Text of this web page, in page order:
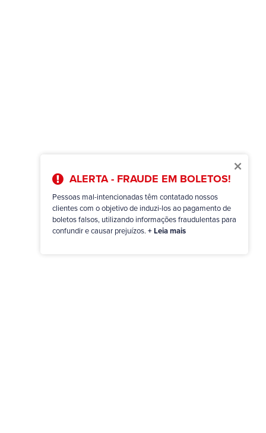
×
ALERTA - FRAUDE EM BOLETOS!
Pessoas mal-intencionadas têm contatado nossos
clientes com o objetivo de induzi-los ao pagamento de
boletos falsos, utilizando informações fraudulentas para
confundir e causar prejuízos. + Leia mais